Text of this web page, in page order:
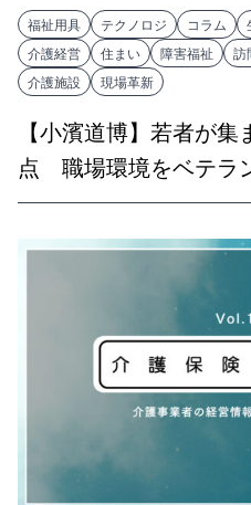
福祉用具 テクノロジ コラム
介護経営
住まい 障害福祉 訪
介護施設
現場革新
【小濱道博】若者が
点 職場環境をベテラ